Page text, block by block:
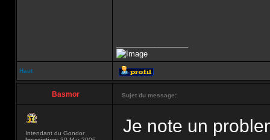
Haut
Basmor Sujet du message:
Intendant du Gondor
Je note un